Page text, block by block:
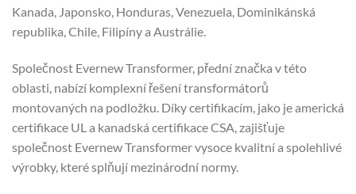
Kanada, Japonsko, Honduras, Venezuela, Dominikánská
republika, Chile, Filipíny a Austrálie.
Společnost Evernew Transformer, přední značka v této
oblasti, nabízí komplexní řešení transformátorů
montovaných na podložku. Díky certifikacím, jako je americká
certifikace UL a kanadská certifikace CSA, zajišťuje
společnost Evernew Transformer vysoce kvalitní a spolehlivé
výrobky, které splňují mezinárodní normy.